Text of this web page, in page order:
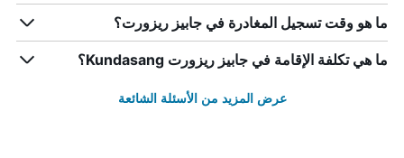
ما هو وقت تسجيل المغادرة في جابيز ريزورت؟
ما هي تكلفة الإقامة في جابيز ريزورت Kundasang؟
عرض المزيد من الأسئلة الشائعة